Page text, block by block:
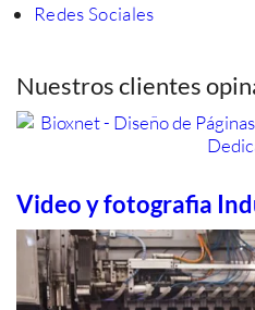
Redes Sociales
Nuestros clientes
Video y fotografia